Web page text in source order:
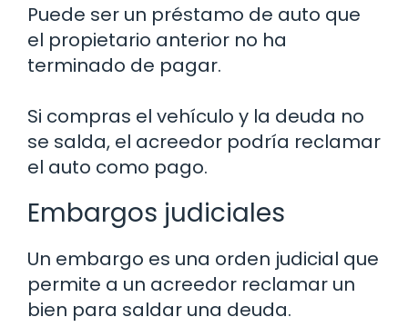
Puede ser un préstamo de auto que
el propietario anterior no ha
terminado de pagar.
Si compras el vehículo y la deuda no
se salda, el acreedor podría reclamar
el auto como pago.
Embargos judiciales
Un embargo es una orden judicial que
permite a un acreedor reclamar un
bien para saldar una deuda.